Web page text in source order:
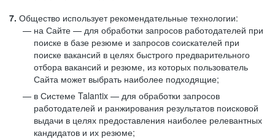
7. Общество использует рекомендательные технологии:
на Сайте — для обработки запросов работодателей при
поиске в базе резюме и запросов соискателей при
поиске вакансий в целях быстрого предварительного
отбора вакансий и резюме, из которых пользователь
Сайта может выбрать наиболее подходящие;
в Системе Talantix — для обработки запросов
работодателей и ранжирования результатов поисковой
выдачи в целях предоставления наиболее релевантных
кандидатов и их резюме;